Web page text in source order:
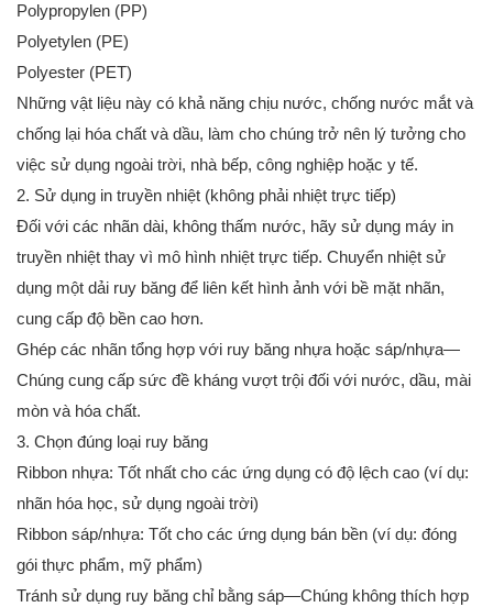
Polypropylen (PP)
Polyetylen (PE)
Polyester (PET)
Những vật liệu này có khả năng chịu nước, chống nước mắt và
chống lại hóa chất và dầu, làm cho chúng trở nên lý tưởng cho
việc sử dụng ngoài trời, nhà bếp, công nghiệp hoặc y tế.
2. Sử dụng in truyền nhiệt (không phải nhiệt trực tiếp)
Đối với các nhãn dài, không thấm nước, hãy sử dụng máy in
truyền nhiệt thay vì mô hình nhiệt trực tiếp. Chuyển nhiệt sử
dụng một dải ruy băng để liên kết hình ảnh với bề mặt nhãn,
cung cấp độ bền cao hơn.
Ghép các nhãn tổng hợp với ruy băng nhựa hoặc sáp/nhựa—
Chúng cung cấp sức đề kháng vượt trội đối với nước, dầu, mài
mòn và hóa chất.
3. Chọn đúng loại ruy băng
Ribbon nhựa: Tốt nhất cho các ứng dụng có độ lệch cao (ví dụ:
nhãn hóa học, sử dụng ngoài trời)
Ribbon sáp/nhựa: Tốt cho các ứng dụng bán bền (ví dụ: đóng
gói thực phẩm, mỹ phẩm)
Tránh sử dụng ruy băng chỉ bằng sáp—Chúng không thích hợp